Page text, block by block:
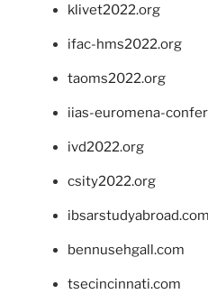
klivet2022.org
ifac-hms2022.org
taoms2022.org
iias-euromena-
ivd2022.org
csity2022.org
ibsarstudyabroad.com
bennusehgall.com
tsecincinnati.com